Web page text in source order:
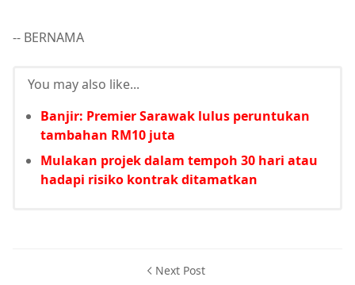
-- BERNAMA
You may also like...
Banjir: Premier Sarawak lulus peruntukan
tambahan RM10 juta
Mulakan projek dalam tempoh 30 hari atau
hadapi risiko kontrak ditamatkan
Next Post